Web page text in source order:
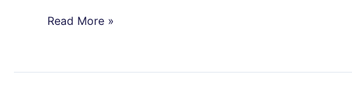
yang
Read More »